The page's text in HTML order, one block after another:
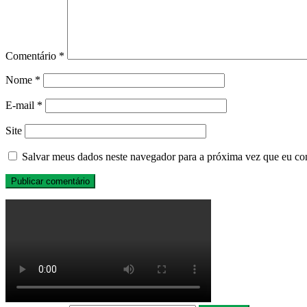
Comentário *
Nome *
E-mail *
Site
Salvar meus dados neste navegador para a próxima vez que eu